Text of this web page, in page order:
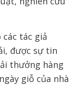
tác giả
được sự tin
thưởng hàng
giỗ của nhà